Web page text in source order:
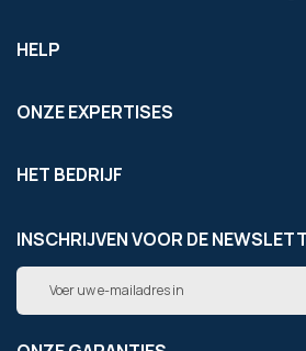
HELP
ONZE EXPERTISES
HET BEDRIJF
INSCHRIJVEN VOOR DE
Abonneer
op
onze